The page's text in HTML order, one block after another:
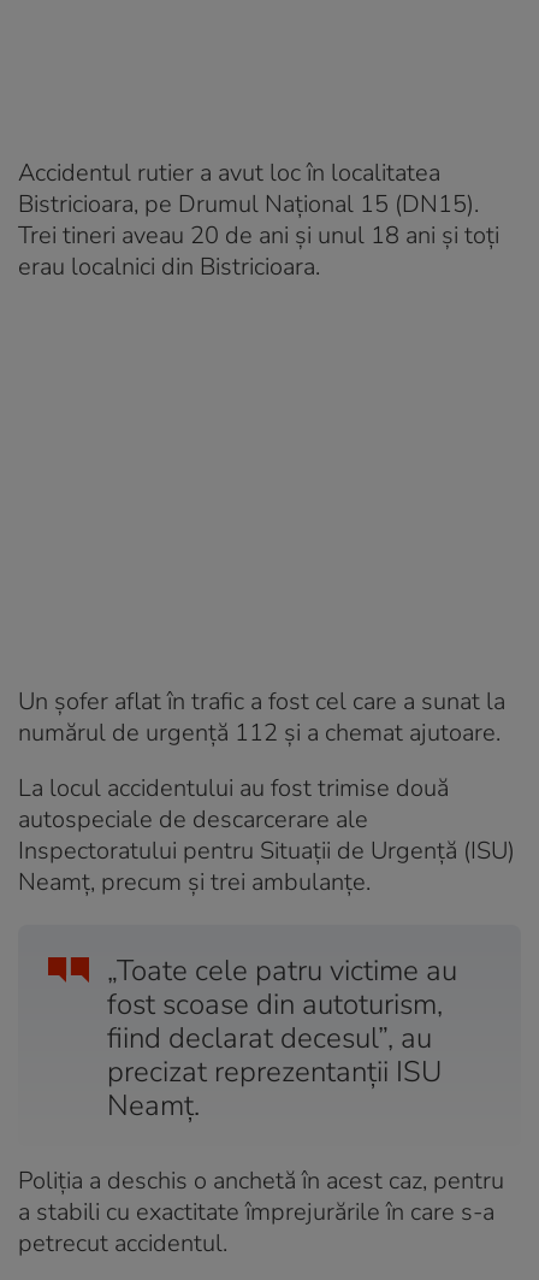
Accidentul rutier a avut loc în localitatea
Bistricioara, pe Drumul Național 15 (DN15).
Trei tineri aveau 20 de ani și unul 18 ani și toți
erau localnici din Bistricioara.
Un șofer aflat în trafic a fost cel care a sunat la
numărul de urgență 112 și a chemat ajutoare.
La locul accidentului au fost trimise două
autospeciale de descarcerare ale
Inspectoratului pentru Situații de Urgență (ISU)
Neamț, precum și trei ambulanțe.
„Toate cele patru victime au
fost scoase din autoturism,
fiind declarat decesul”, au
precizat reprezentanții ISU
Neamț.
Poliția a deschis o anchetă în acest caz, pentru
a stabili cu exactitate împrejurările în care s-a
petrecut accidentul.